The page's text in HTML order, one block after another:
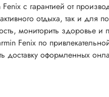
Fenix с гарантией от
отдыха, так и
мониторить здоровье и
Fenix по
доставку оформленных